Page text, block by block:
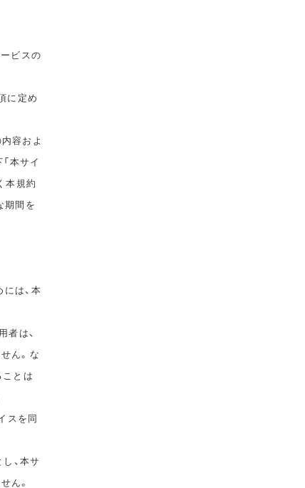
ビスの
に定め
容およ
本サイ
本規約
期間を
は、本
者は、
ん。な
とは
スを同
、本サ
ん。